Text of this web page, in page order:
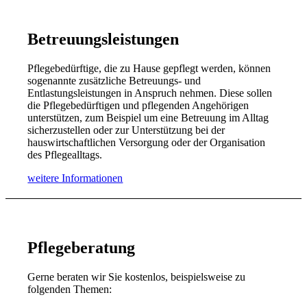
Betreuungsleistungen
Pflegebedürftige, die zu Hause gepflegt werden, können
sogenannte zusätzliche Betreuungs- und
Entlastungsleistungen in Anspruch nehmen. Diese sollen
die Pflegebedürftigen und pflegenden Angehörigen
unterstützen, zum Beispiel um eine Betreuung im Alltag
sicherzustellen oder zur Unterstützung bei der
hauswirtschaftlichen Versorgung oder der Organisation
des Pflegealltags.
weitere Informationen
Pflegeberatung
Gerne beraten wir Sie kostenlos, beispielsweise zu
folgenden Themen: